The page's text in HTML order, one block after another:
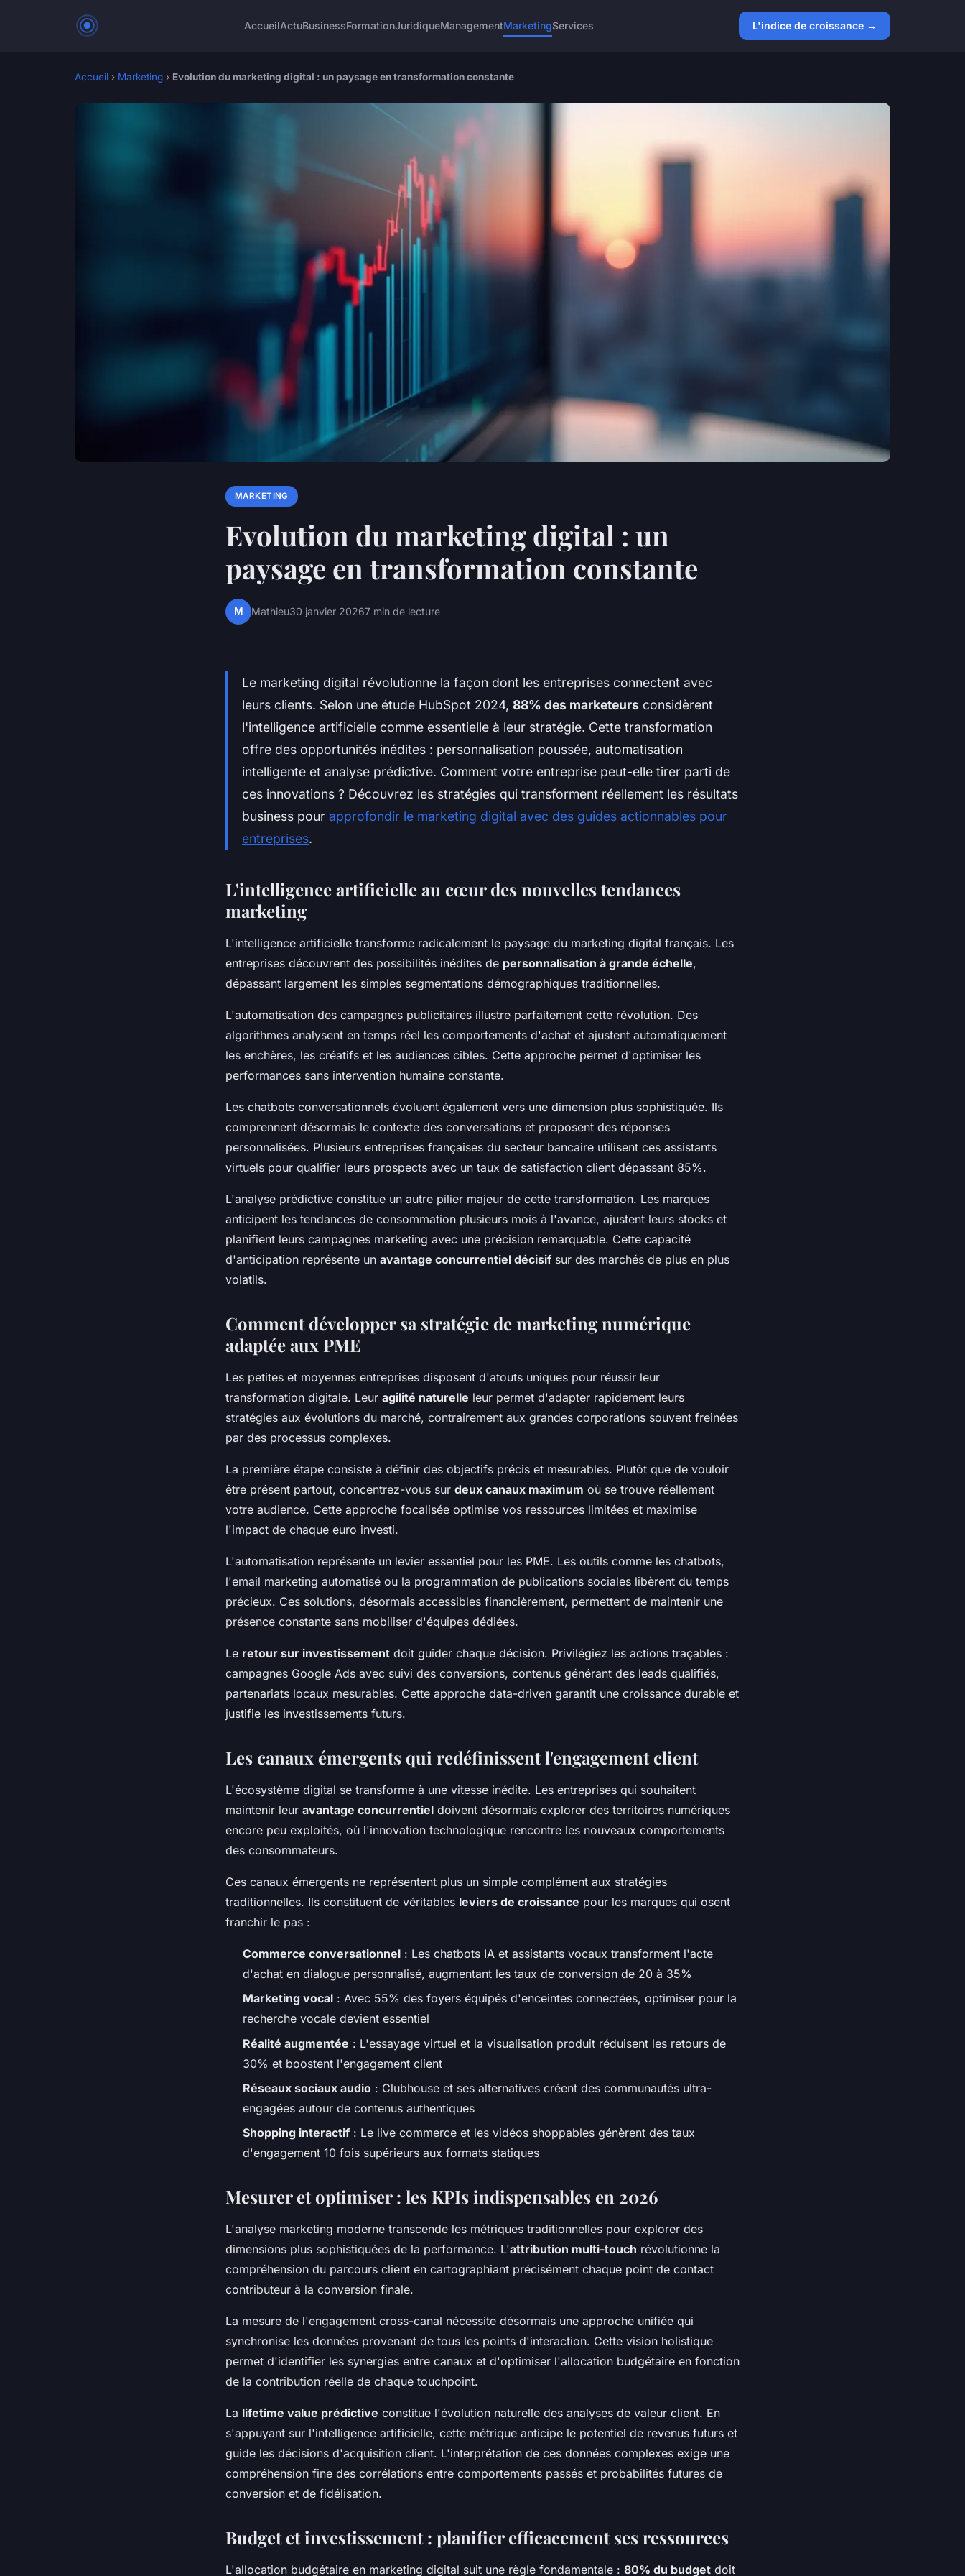
AccueilActuBusinessFormationJuridiqueManagementMarketingServices L'indice de croissance →
Accueil › Marketing › Evolution du marketing digital : un paysage en transformation constante
MARKETING
Evolution du marketing digital : un
paysage en transformation constante
M Mathieu30 janvier 20267 min de lecture
Le marketing digital révolutionne la façon dont les entreprises connectent avec
leurs clients. Selon une étude HubSpot 2024, 88% des marketeurs considèrent
l'intelligence artificielle comme essentielle à leur stratégie. Cette transformation
offre des opportunités inédites : personnalisation poussée, automatisation
intelligente et analyse prédictive. Comment votre entreprise peut-elle tirer parti de
ces innovations ? Découvrez les stratégies qui transforment réellement les résultats
business pour approfondir le marketing digital avec des guides actionnables pour
entreprises.
L'intelligence artificielle au cœur des nouvelles tendances
marketing
L'intelligence artificielle transforme radicalement le paysage du marketing digital français. Les
entreprises découvrent des possibilités inédites de personnalisation à grande échelle,
dépassant largement les simples segmentations démographiques traditionnelles.
L'automatisation des campagnes publicitaires illustre parfaitement cette révolution. Des
algorithmes analysent en temps réel les comportements d'achat et ajustent automatiquement
les enchères, les créatifs et les audiences cibles. Cette approche permet d'optimiser les
performances sans intervention humaine constante.
Les chatbots conversationnels évoluent également vers une dimension plus sophistiquée. Ils
comprennent désormais le contexte des conversations et proposent des réponses
personnalisées. Plusieurs entreprises françaises du secteur bancaire utilisent ces assistants
virtuels pour qualifier leurs prospects avec un taux de satisfaction client dépassant 85%.
L'analyse prédictive constitue un autre pilier majeur de cette transformation. Les marques
anticipent les tendances de consommation plusieurs mois à l'avance, ajustent leurs stocks et
planifient leurs campagnes marketing avec une précision remarquable. Cette capacité
d'anticipation représente un avantage concurrentiel décisif sur des marchés de plus en plus
volatils.
Comment développer sa stratégie de marketing numérique
adaptée aux PME
Les petites et moyennes entreprises disposent d'atouts uniques pour réussir leur
transformation digitale. Leur agilité naturelle leur permet d'adapter rapidement leurs
stratégies aux évolutions du marché, contrairement aux grandes corporations souvent freinées
par des processus complexes.
La première étape consiste à définir des objectifs précis et mesurables. Plutôt que de vouloir
être présent partout, concentrez-vous sur deux canaux maximum où se trouve réellement
votre audience. Cette approche focalisée optimise vos ressources limitées et maximise
l'impact de chaque euro investi.
L'automatisation représente un levier essentiel pour les PME. Les outils comme les chatbots,
l'email marketing automatisé ou la programmation de publications sociales libèrent du temps
précieux. Ces solutions, désormais accessibles financièrement, permettent de maintenir une
présence constante sans mobiliser d'équipes dédiées.
Le retour sur investissement doit guider chaque décision. Privilégiez les actions traçables :
campagnes Google Ads avec suivi des conversions, contenus générant des leads qualifiés,
partenariats locaux mesurables. Cette approche data-driven garantit une croissance durable et
justifie les investissements futurs.
Les canaux émergents qui redéfinissent l'engagement client
L'écosystème digital se transforme à une vitesse inédite. Les entreprises qui souhaitent
maintenir leur avantage concurrentiel doivent désormais explorer des territoires numériques
encore peu exploités, où l'innovation technologique rencontre les nouveaux comportements
des consommateurs.
Ces canaux émergents ne représentent plus un simple complément aux stratégies
traditionnelles. Ils constituent de véritables leviers de croissance pour les marques qui osent
franchir le pas :
Commerce conversationnel : Les chatbots IA et assistants vocaux transforment l'acte
d'achat en dialogue personnalisé, augmentant les taux de conversion de 20 à 35%
Marketing vocal : Avec 55% des foyers équipés d'enceintes connectées, optimiser pour la
recherche vocale devient essentiel
Réalité augmentée : L'essayage virtuel et la visualisation produit réduisent les retours de
30% et boostent l'engagement client
Réseaux sociaux audio : Clubhouse et ses alternatives créent des communautés ultra-
engagées autour de contenus authentiques
Shopping interactif : Le live commerce et les vidéos shoppables génèrent des taux
d'engagement 10 fois supérieurs aux formats statiques
Mesurer et optimiser : les KPIs indispensables en 2026
L'analyse marketing moderne transcende les métriques traditionnelles pour explorer des
dimensions plus sophistiquées de la performance. L'attribution multi-touch révolutionne la
compréhension du parcours client en cartographiant précisément chaque point de contact
contributeur à la conversion finale.
La mesure de l'engagement cross-canal nécessite désormais une approche unifiée qui
synchronise les données provenant de tous les points d'interaction. Cette vision holistique
permet d'identifier les synergies entre canaux et d'optimiser l'allocation budgétaire en fonction
de la contribution réelle de chaque touchpoint.
La lifetime value prédictive constitue l'évolution naturelle des analyses de valeur client. En
s'appuyant sur l'intelligence artificielle, cette métrique anticipe le potentiel de revenus futurs et
guide les décisions d'acquisition client. L'interprétation de ces données complexes exige une
compréhension fine des corrélations entre comportements passés et probabilités futures de
conversion et de fidélisation.
Budget et investissement : planifier efficacement ses ressources
L'allocation budgétaire en marketing digital suit une règle fondamentale : 80% du budget doit